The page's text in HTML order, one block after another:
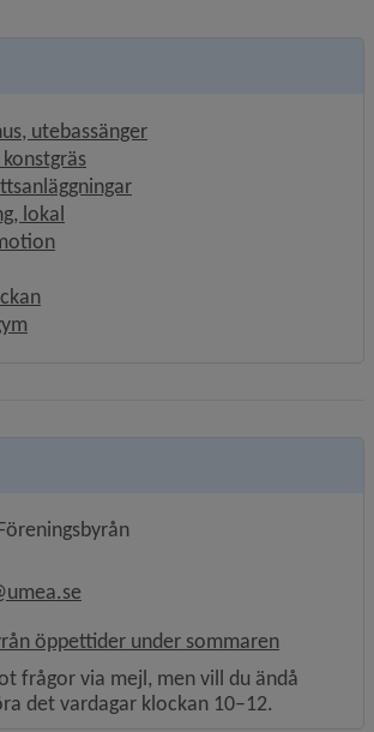
utebassänger
lokal
öppettider under sommaren
frågor via mejl, men vill du ändå
det vardagar klockan 10–12.